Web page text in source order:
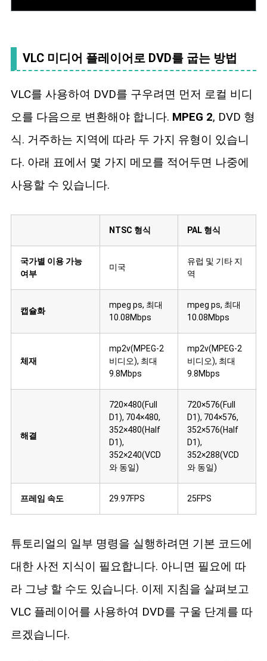
VLC 미디어 플레이어로 DVD를 굽는 방법
VLC를 사용하여 DVD를 구우려면 먼저 로컬 비디
오를 다음으로 변환해야 합니다. MPEG 2, DVD 형
식. 거주하는 지역에 따라 두 가지 유형이 있습니
다. 아래 표에서 몇 가지 메모를 적어두면 나중에
사용할 수 있습니다.
NTSC 형식 PAL 형식
국가별 이용 가능
여부
미국
유럽 및 기타 지
역
캡슐화
mpeg ps, 최대
10.08Mbps
mpeg ps, 최대
10.08Mbps
체재
mp2v(MPEG-2
비디오), 최대
9.8Mbps
mp2v(MPEG-2
비디오), 최대
9.8Mbps
해결
720×480(Full
D1), 704×480,
352×480(Half
D1),
352×240(VCD
와 동일)
720×576(Full
D1), 704×576,
352×576(Half
D1),
352×288(VCD
와 동일)
프레임 속도 29.97FPS 25FPS
튜토리얼의 일부 명령을 실행하려면 기본 코드에
대한 사전 지식이 필요합니다. 아니면 필요에 따
라 그냥 할 수도 있습니다. 이제 지침을 살펴보고
VLC 플레이어를 사용하여 DVD를 구울 단계를 따
르겠습니다.